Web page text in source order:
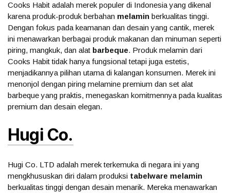
Cooks Habit adalah merek populer di Indonesia yang dikenal
karena produk-produk berbahan melamin berkualitas tinggi.
Dengan fokus pada keamanan dan desain yang cantik, merek
ini menawarkan berbagai produk makanan dan minuman seperti
piring, mangkuk, dan alat barbeque. Produk melamin dari
Cooks Habit tidak hanya fungsional tetapi juga estetis,
menjadikannya pilihan utama di kalangan konsumen. Merek ini
menonjol dengan piring melamine premium dan set alat
barbeque yang praktis, menegaskan komitmennya pada kualitas
premium dan desain elegan.
Hugi Co.
Hugi Co. LTD adalah merek terkemuka di negara ini yang
mengkhususkan diri dalam produksi tabelware melamin
berkualitas tinggi dengan desain menarik. Mereka menawarkan